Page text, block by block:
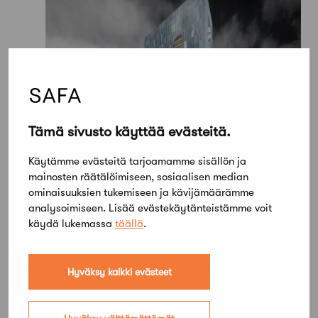
Tämä sivusto käyttää evästeitä.
Käytämme evästeitä tarjoamamme sisällön ja
mainosten räätälöimiseen, sosiaalisen median
ominaisuuksien tukemiseen ja kävijämäärämme
analysoimiseen. Lisää evästekäytänteistämme voit
käydä lukemassa täällä.
Hyväksy kaikki evästeet